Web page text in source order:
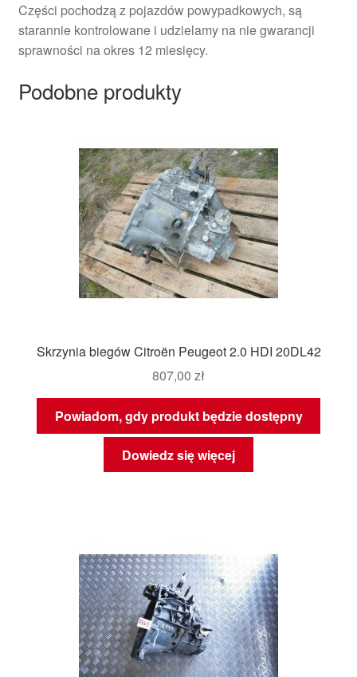
Części pochodzą z pojazdów powypadkowych, są
starannie kontrolowane i udzielamy na nie gwarancji
sprawności na okres 12 miesięcy.
Podobne produkty
Skrzynia biegów Citroën Peugeot 2.0 HDI 20DL42
807,00 zł
Powiadom, gdy produkt będzie dostępny
Dowiedz się więcej